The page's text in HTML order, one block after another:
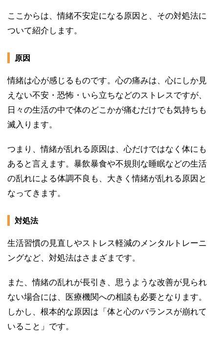
ここからは、情緒不安定になる原因と、その対処法に
ついて紹介します。
原因
情緒は心が感じるものです。心の痛みは、心にしか見
えない不安・恐怖・いら立ちなどのストレスですが、
日々の生活の中で体のどこかが痛むだけでも気持ちも
滅入ります。
つまり、情緒が乱れる原因は、心だけではなく体にも
あると言えます。暴飲暴食や不規則な睡眠などの生活
の乱れによる体調不良も、大きく情緒が乱れる原因と
なってきます。
対処法
生活習慣の見直しやストレス軽減のメンタルトレーニ
ングなど、対処法はさまざまです。
また、情緒の乱れが長引き、思うような改善が見られ
ない場合には、医療機関への相談も必要となります。
しかし、根本的な原因は「体と心のバランスが崩れて
いること」です。